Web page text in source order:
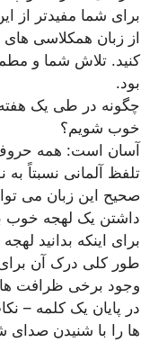
برای شما مفیدتر از
از زبان همکلاسی
کنید. تلاش شما و
بود.
چگونه در طی یک
خوب شویم؟
آسان است: همه
تلفظ آلمانی نسبتاً
صحیح این زبان می
داشتن یک لهجه خوب
برای اینکه بدانید
طور کلی درک آن
در پایان یک کلمه –
ها را با شنیدن صدای